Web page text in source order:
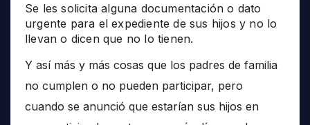
Se les solicita alguna documentación o dato
urgente para el expediente de sus hijos y no lo
llevan o dicen que no lo tienen.
Y así más y más cosas que los padres de familia
no cumplen o no pueden participar, pero
cuando se anunció que estarían sus hijos en